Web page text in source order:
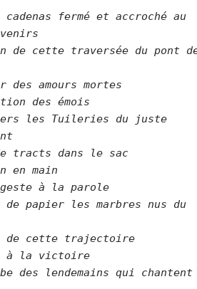
fermé et accroché au
de cette traversée du pont
des amours mortes
des émois
les Tuileries du juste
tracts dans le sac
en main
à la parole
papier les marbres nus du
de cette trajectoire
à la victoire
des lendemains qui chantent